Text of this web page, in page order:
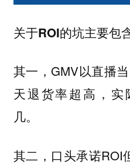
关于ROI的坑主要包
其一 ，GMV以直播
天退货率超高，
几。
其二 ，口头承诺